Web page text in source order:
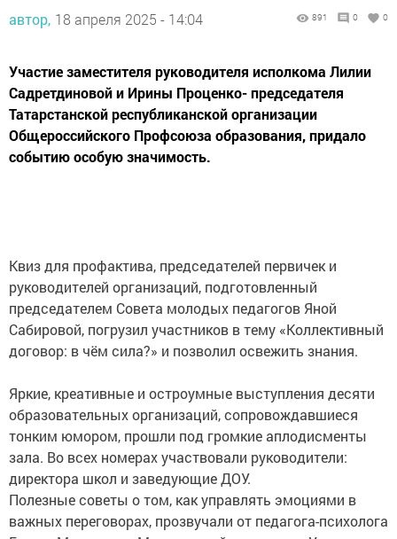
автор, 18 апреля 2025 - 14:04 891 0 0
Участие заместителя руководителя исполкома Лилии
Садретдиновой и Ирины Проценко- председателя
Татарстанской республиканской организации
Общероссийского Профсоюза образования, придало
событию особую значимость.
Квиз для профактива, председателей первичек и
руководителей организаций, подготовленный
председателем Совета молодых педагогов Яной
Сабировой, погрузил участников в тему «Коллективный
договор: в чём сила?» и позволил освежить знания.
Яркие, креативные и остроумные выступления десяти
образовательных организаций, сопровождавшиеся
тонким юмором, прошли под громкие аплодисменты
зала. Во всех номерах участвовали руководители:
директора школ и заведующие ДОУ.
Полезные советы о том, как управлять эмоциями в
важных переговорах, прозвучали от педагога-психолога